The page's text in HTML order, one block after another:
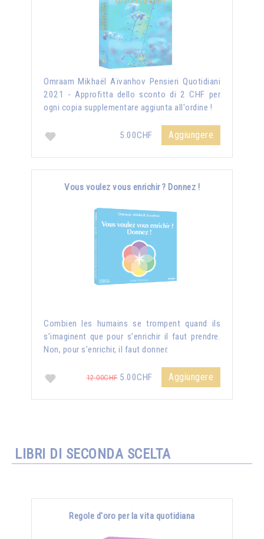
Omraam Mikhaël Aïvanhov Pensieri Quotidiani
2021 - Approfitta dello sconto di 2 CHF per
ogni copia supplementare aggiunta all'ordine !
5.00CHF Aggiungere
Vous voulez vous enrichir ? Donnez !
Combien les humains se trompent quand ils
s’imaginent que pour s’enrichir il faut prendre.
Non, pour s’enrichir, il faut donner.
12.00CHF5.00CHF Aggiungere
LIBRI DI SECONDA SCELTA
Regole d'oro per la vita quotidiana